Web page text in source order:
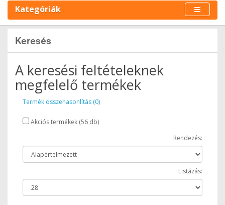
Kategóriák
Keresés
A keresési feltételeknek
megfelelő termékek
Termék összehasonlítás (0)
Akciós termékek (56 db)
Rendezés:
Listázás: